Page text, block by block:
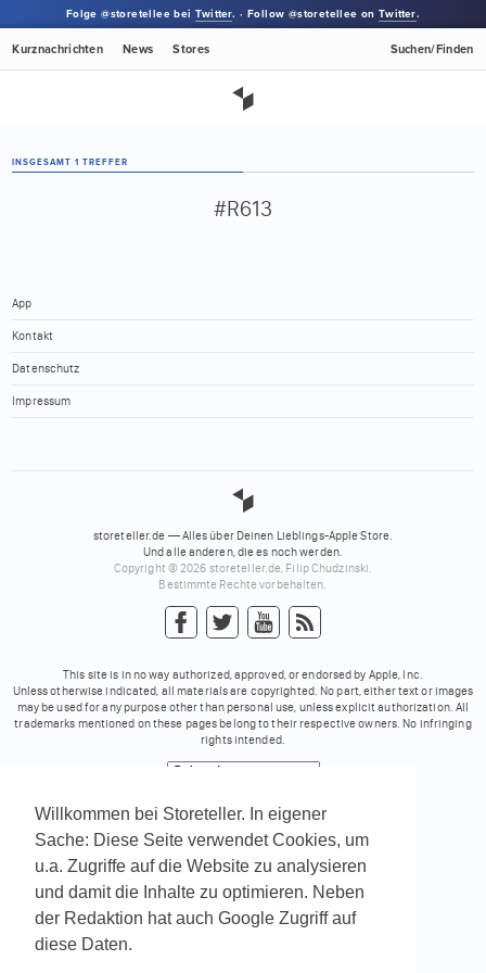
Willkommen bei Storeteller. In eigener
Sache: Diese Seite verwendet Cookies, um
u.a. Zugriffe auf die Website zu analysieren
und damit die Inhalte zu optimieren. Neben
der Redaktion hat auch Google Zugriff auf
diese Daten.
Folge @storetellee beiTwitter. · Follow @storetellee onTwitter.
Kurznachrichten News Stores Suchen/Finden
INSGESAMT 1 TREFFER
#R613
App
Kontakt
Datenschutz
Impressum
storeteller.de — Alles über Deinen Lieblings-Apple Store.
Und alle anderen, die es noch werden.
Copyright © 2026 storeteller.de, Filip Chudzinski.
Bestimmte Rechte vorbehalten.
This site is in no way authorized, approved, or endorsed by Apple, Inc.
Unless otherwise indicated, all materials are copyrighted. No part, either text or images
may be used for any purpose other than personal use, unless explicit authorization. All
trademarks mentioned on these pages belong to their respective owners. No infringing
rights intended.